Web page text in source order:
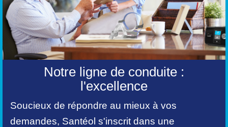
Notre ligne de conduite :
l'excellence
Soucieux de répondre au mieux à vos
demandes, Santéol s'inscrit dans une